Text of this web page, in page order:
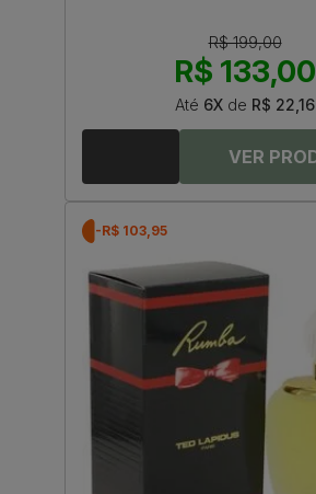
R$ 199,00
R$ 133,00
Até 6X de R$ 22,16
-R$ 103,95